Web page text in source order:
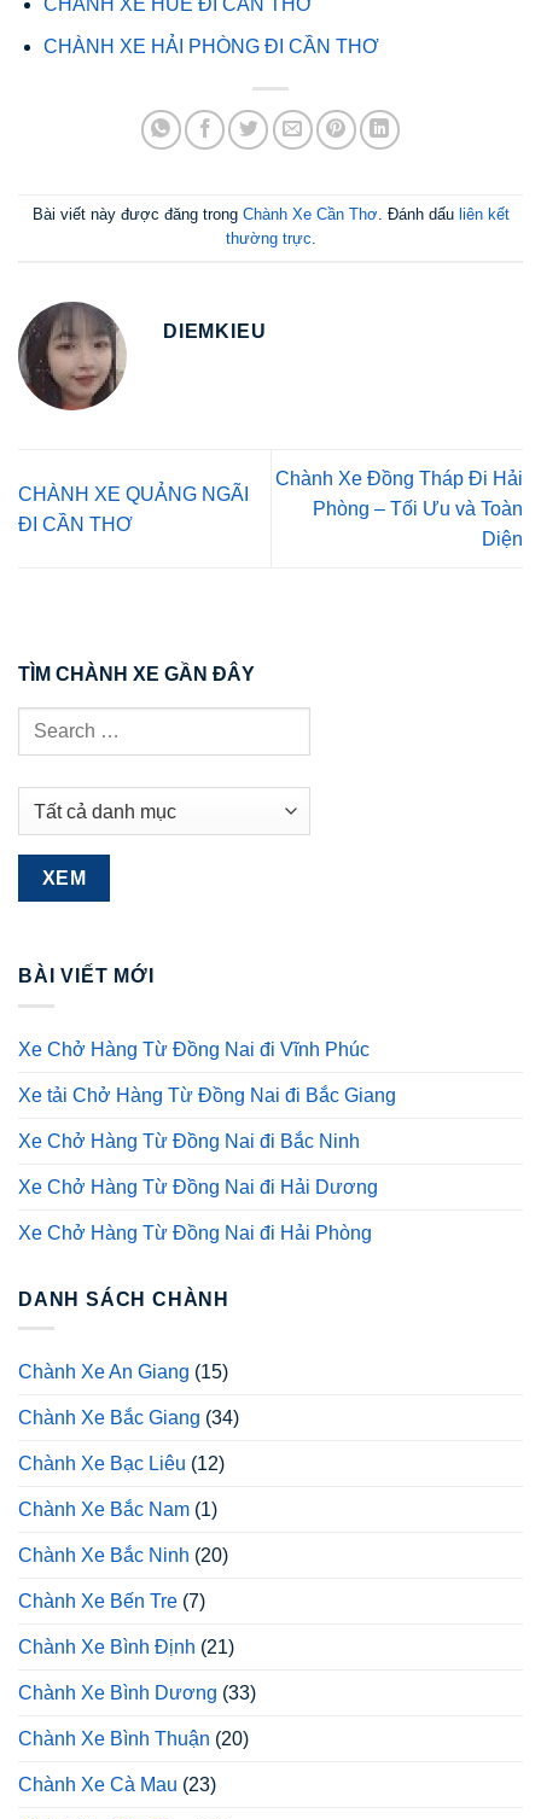
CHÀNH XE HUẾ ĐI CẦN THƠ
CHÀNH XE HẢI PHÒNG ĐI CẦN THƠ
Bài viết này được đăng trong Chành Xe Cần Thơ. Đánh dấu liên kết
thường trực.
DIEMKIEU
CHÀNH XE QUẢNG NGÃI
ĐI CẦN THƠ
Chành Xe Đồng Tháp Đi Hải
Phòng – Tối Ưu và Toàn
Diện
TÌM CHÀNH XE GẦN ĐÂY
BÀI VIẾT MỚI
Xe Chở Hàng Từ Đồng Nai đi Vĩnh Phúc
Xe tải Chở Hàng Từ Đồng Nai đi Bắc Giang
Xe Chở Hàng Từ Đồng Nai đi Bắc Ninh
Xe Chở Hàng Từ Đồng Nai đi Hải Dương
Xe Chở Hàng Từ Đồng Nai đi Hải Phòng
DANH SÁCH CHÀNH
Chành Xe An Giang (15)
Chành Xe Bắc Giang (34)
Chành Xe Bạc Liêu (12)
Chành Xe Bắc Nam (1)
Chành Xe Bắc Ninh (20)
Chành Xe Bến Tre (7)
Chành Xe Bình Định (21)
Chành Xe Bình Dương (33)
Chành Xe Bình Thuận (20)
Chành Xe Cà Mau (23)